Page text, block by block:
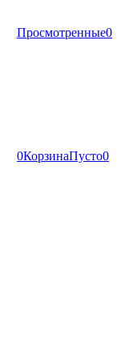
Просмотренные0
0КорзинаПусто0